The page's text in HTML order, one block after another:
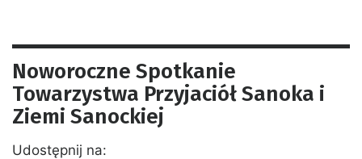
Noworoczne Spotkanie
Towarzystwa Przyjaciół Sanoka i
Ziemi Sanockiej
Udostępnij na: